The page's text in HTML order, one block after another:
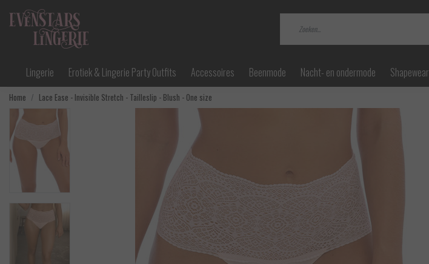
Lingerie Erotiek & Lingerie Party Outfits Accessoires Beenmode Nacht- en ondermode Shapewear
Home Lace Ease - Invisible Stretch - Tailleslip - Blush - One size